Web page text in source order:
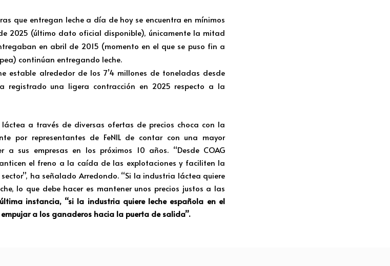
que entregan leche a día de hoy se encuentra en mínimos
2025 (último dato oficial disponible), únicamente la mitad
en abril de 2015 (momento en el que se puso fin a
continúan entregando leche.
estable alrededor de los 7’4 millones de toneladas desde
registrado una ligera contracción en 2025 respecto a la
a través de diversas ofertas de precios choca con la
por representantes de FeNIL de contar con una mayor
a sus empresas en los próximos 10 años. “Desde COAG
el freno a la caída de las explotaciones y faciliten la
ha señalado Arredondo. “Si la industria láctea quiere
lo que debe hacer es mantener unos precios justos a las
instancia, “si la industria quiere leche española en el
a los ganaderos hacia la puerta de salida”.